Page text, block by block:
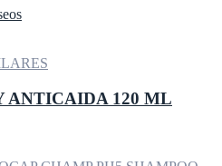
ANTICAIDA 120 ML